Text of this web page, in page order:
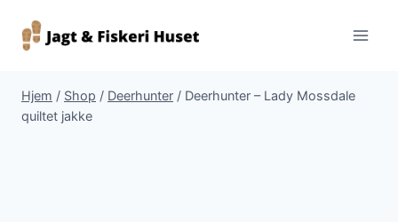
Hjem / Shop / Deerhunter / Deerhunter – Lady Mossdale
quiltet jakke